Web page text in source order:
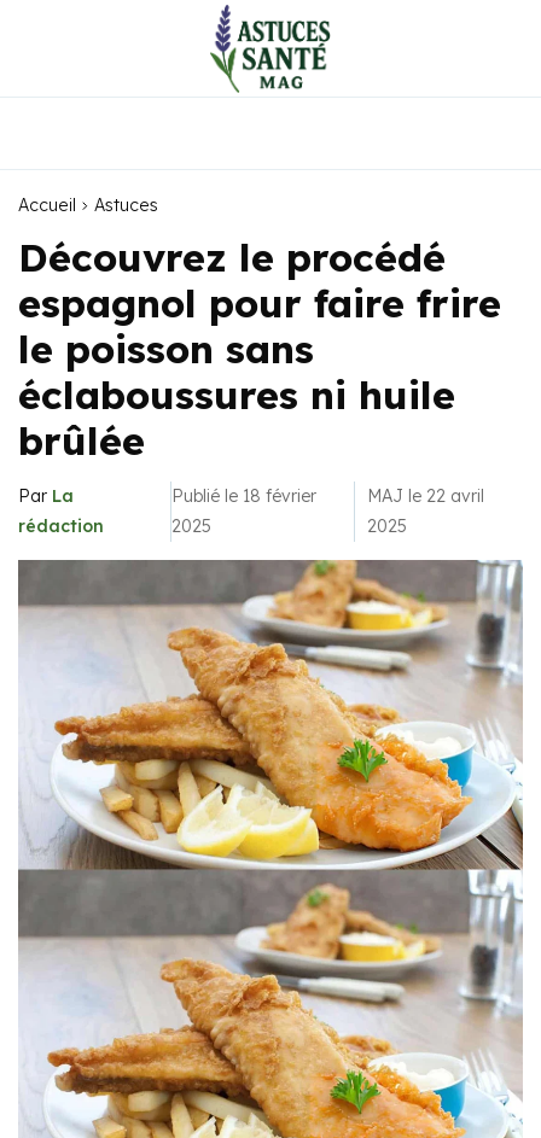
Accueil Astuces
Découvrez le procédé
espagnol pour faire frire
le poisson sans
éclaboussures ni huile
brûlée
Par La
rédaction
Publié le 18 février
2025
MAJ le 22 avril
2025